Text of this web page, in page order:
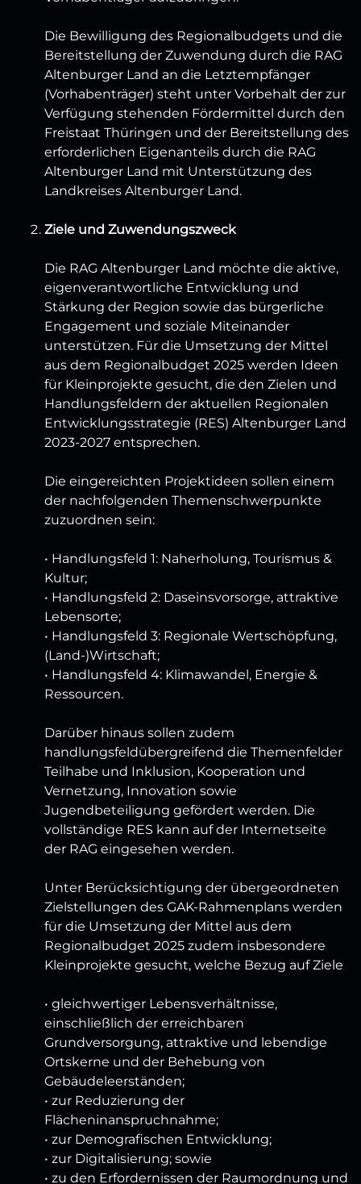
Die Bewilligung des Regionalbudgets und die
Bereitstellung der Zuwendung durch die RAG
Altenburger Land an die Letztempfänger
(Vorhabenträger) steht unter Vorbehalt der zur
Verfügung stehenden Fördermittel durch den
Freistaat Thüringen und der Bereitstellung des
erforderlichen Eigenanteils durch die RAG
Altenburger Land mit Unterstützung des
Landkreises Altenburger Land.
Ziele und Zuwendungszweck
Die RAG Altenburger Land möchte die aktive,
eigenverantwortliche Entwicklung und
Stärkung der Region sowie das bürgerliche
Engagement und soziale Miteinander
unterstützen. Für die Umsetzung der Mittel
aus dem Regionalbudget 2025 werden Ideen
für Kleinprojekte gesucht, die den Zielen und
Handlungsfeldern der aktuellen Regionalen
Entwicklungsstrategie (RES) Altenburger Land
2023-2027 entsprechen.
Die eingereichten Projektideen sollen einem
der nachfolgenden Themenschwerpunkte
zuzuordnen sein:
• Handlungsfeld 1: Naherholung, Tourismus &
Kultur;
• Handlungsfeld 2: Daseinsvorsorge, attraktive
Lebensorte;
• Handlungsfeld 3: Regionale Wertschöpfung,
(Land-)Wirtschaft;
• Handlungsfeld 4: Klimawandel, Energie &
Ressourcen.
Darüber hinaus sollen zudem
handlungsfeldübergreifend die Themenfelder
Teilhabe und Inklusion, Kooperation und
Vernetzung, Innovation sowie
Jugendbeteiligung gefördert werden. Die
vollständige RES kann auf der Internetseite
der RAG eingesehen werden.
Unter Berücksichtigung der übergeordneten
Zielstellungen des GAK-Rahmenplans werden
für die Umsetzung der Mittel aus dem
Regionalbudget 2025 zudem insbesondere
Kleinprojekte gesucht, welche Bezug auf Ziele
• gleichwertiger Lebensverhältnisse,
einschließlich der erreichbaren
Grundversorgung, attraktive und lebendige
Ortskerne und der Behebung von
Gebäudeleerständen;
• zur Reduzierung der
Flächeninanspruchnahme;
• zur Demografischen Entwicklung;
• zur Digitalisierung; sowie
• zu den Erfordernissen der Raumordnung und